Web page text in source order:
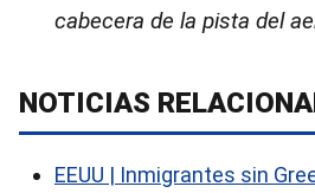
cabecera de la pista del
NOTICIAS
EEUU | Inmigrantes sin